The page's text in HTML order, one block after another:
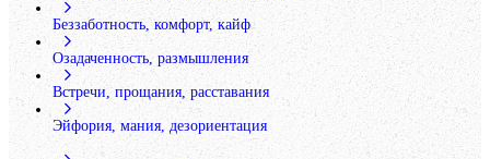
Беззаботность, комфорт, кайф
Озадаченность, размышления
Встречи, прощания, расставания
Эйфория, мания, дезориентация